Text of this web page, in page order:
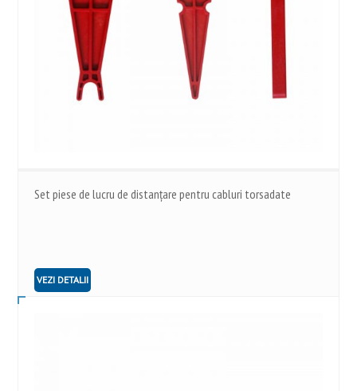
Set piese de lucru de distanțare pentru cabluri torsadate
VEZI DETALII